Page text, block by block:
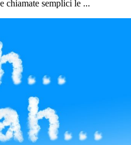
chiamate semplici le ...